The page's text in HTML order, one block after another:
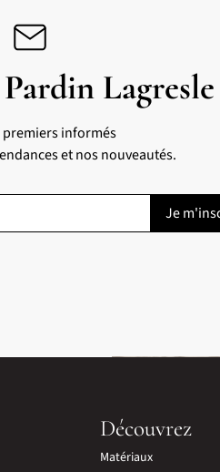
Lagresle
premiers informés
et nos nouveautés.
Découvrez
Matériaux